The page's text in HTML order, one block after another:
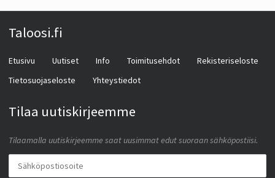
Taloosi.fi
Etusivu Uutiset Info Toimitusehdot
Rekisteriseloste
Tietosuojaseloste
Yhteystiedot
Tilaa uutiskirjeemme
Tilaamalla uutiskirjeemme saat uusimmat edut suoraan sähköpostiisi.